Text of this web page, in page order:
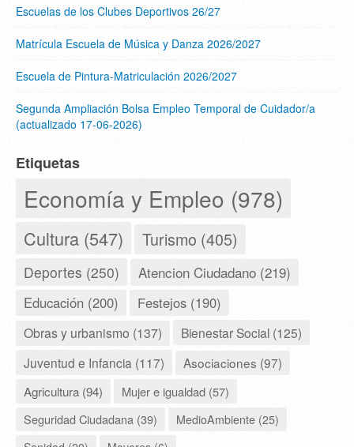
Escuelas de los Clubes Deportivos 26/27
Matrícula Escuela de Música y Danza 2026/2027
Escuela de Pintura-Matriculación 2026/2027
Segunda Ampliación Bolsa Empleo Temporal de Cuidador/a
(actualizado 17-06-2026)
Etiquetas
Economía y Empleo (978)
Cultura (547) Turismo (405)
Deportes (250) Atencion Ciudadano (219)
Educación (200) Festejos (190)
Obras y urbanismo (137)
Bienestar Social (125)
Juventud e Infancia (117)
Asociaciones (97)
Agricultura (94)
Mujer e igualdad (57)
Seguridad Ciudadana (39)
MedioAmbiente (25)